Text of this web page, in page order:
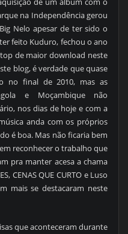
na Independência gerou
Nelo apesar de ter sido o
feito Kuduro, fechou o ano
de maior download neste
blog, é verdade que quase
no final de 2010, mas as
e Moçambique não
nos dias de hoje e com a
anda com os próprios
é boa. Mas não ficaria bem
reconhecer o trabalho que
pra manter acesa a chama
CENAS QUE CURTO e Luso
mais se destacaram neste
que aconteceram durante